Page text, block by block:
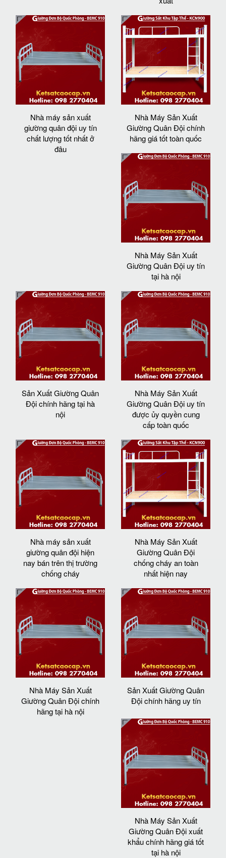
Nhà máy sản xuất
giường quân đội uy tín
chất lượng tốt nhất ở
đâu
Nhà Máy Sản Xuất
Giường Quân Đội chính
hãng giá tốt toàn quốc
Nhà Máy Sản Xuất
Giường Quân Đội uy tín
tại hà nội
Sản Xuất Giường Quân
Đội chính hãng tại hà
nội
Nhà Máy Sản Xuất
Giường Quân Đội uy tín
được ủy quyền cung
cấp toàn quốc
Nhà máy sản xuất
giường quân đội hiện
nay bán trên thị trường
chống cháy
Nhà Máy Sản Xuất
Giường Quân Đội
chống cháy an toàn
nhất hiện nay
Nhà Máy Sản Xuất
Giường Quân Đội chính
hãng tại hà nội
Sản Xuất Giường Quân
Đội chính hãng uy tín
Nhà Máy Sản Xuất
Giường Quân Đội xuất
khẩu chính hãng giá tốt
tại hà nội